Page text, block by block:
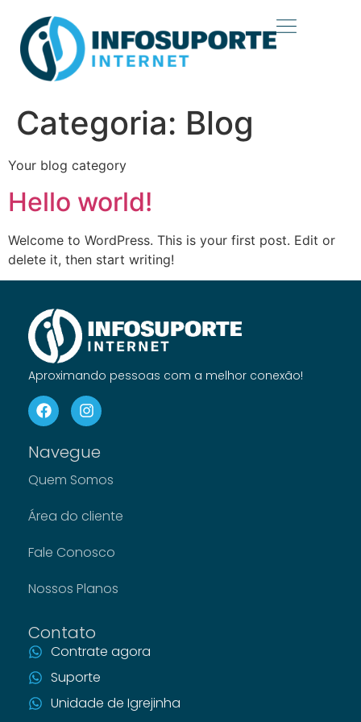
Categoria: Blog
Your blog category
Hello world!
Welcome to WordPress. This is your first post. Edit or
delete it, then start writing!
Aproximando pessoas com a melhor conexão!
Navegue
Quem Somos
Área do cliente
Fale Conosco
Nossos Planos
Contato
Contrate agora
Suporte
Unidade de Igrejinha